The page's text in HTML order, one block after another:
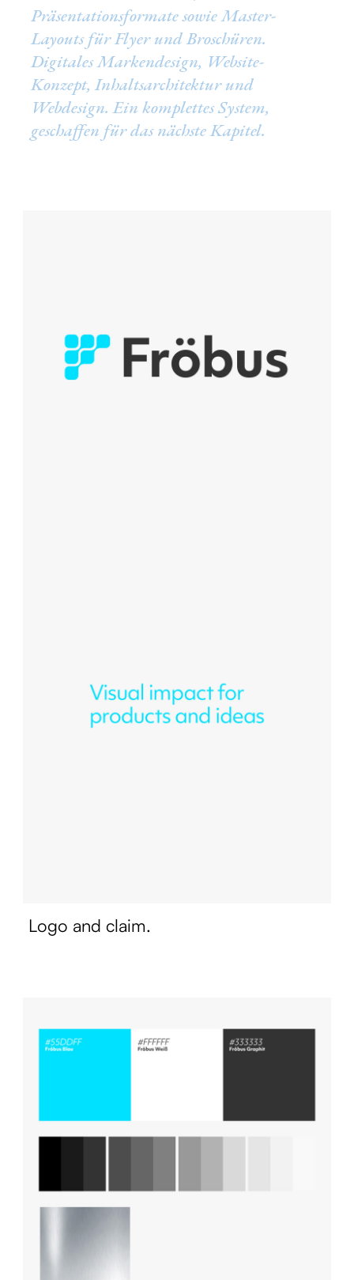
Präsentationsformate sowie Master-
Layouts für Flyer und Broschüren.
Digitales Markendesign, Website-
Konzept, Inhaltsarchitektur und
Webdesign. Ein komplettes System,
geschaffen für das nächste Kapitel.
Logo and claim.